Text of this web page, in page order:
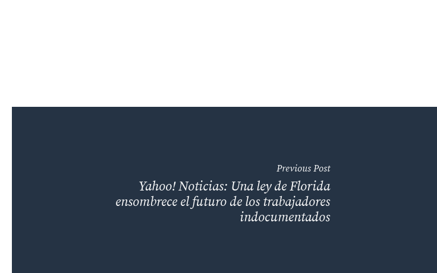
Previous Post
Yahoo! Noticias: Una ley de Florida
ensombrece el futuro de los trabajadores
indocumentados